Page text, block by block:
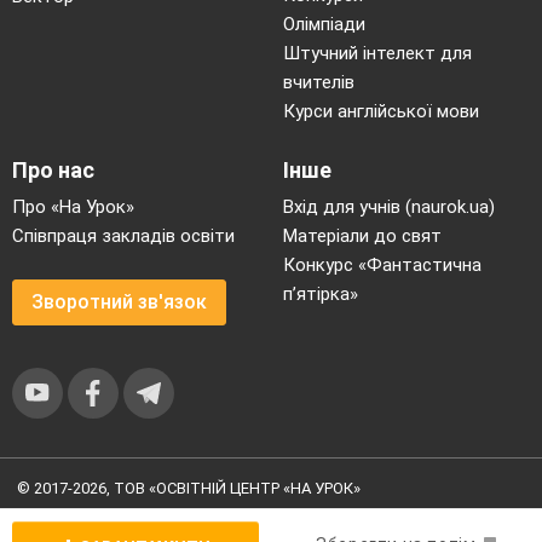
Добре вчитися у школі
Добре плавати в ставку,
Добре те, що я живу!
Закріплення вивченого матеріалу
Вироблення навичок виразного
Гра «Хвиля» ( читання за таблицею
пошепки, повільно,скоромовкою,
швидко, очима).
Гра «Дослідники – розвідники»
- Знайдіть і зачитайте речення із словами
радість, ганяли, однокласники.
слово Катруся?
- Скільки разів у 5 абзаці слів із буквою о?
Гра « Настрій»(картка настрою)
Олімпіади
Штучний інтелект для
вчителів
Курси англійської мови
Про нас
Про «На Урок»
Співпраця закладів освіти
Зворотний зв'язок
Інше
Вхід для учнів (naurok.ua)
Матеріали до свят
Конкурс «Фантастична
п’ятірка»
© 2017-2026, ТОВ «ОСВІТНІЙ ЦЕНТР «НА УРОК»
конфіденційності